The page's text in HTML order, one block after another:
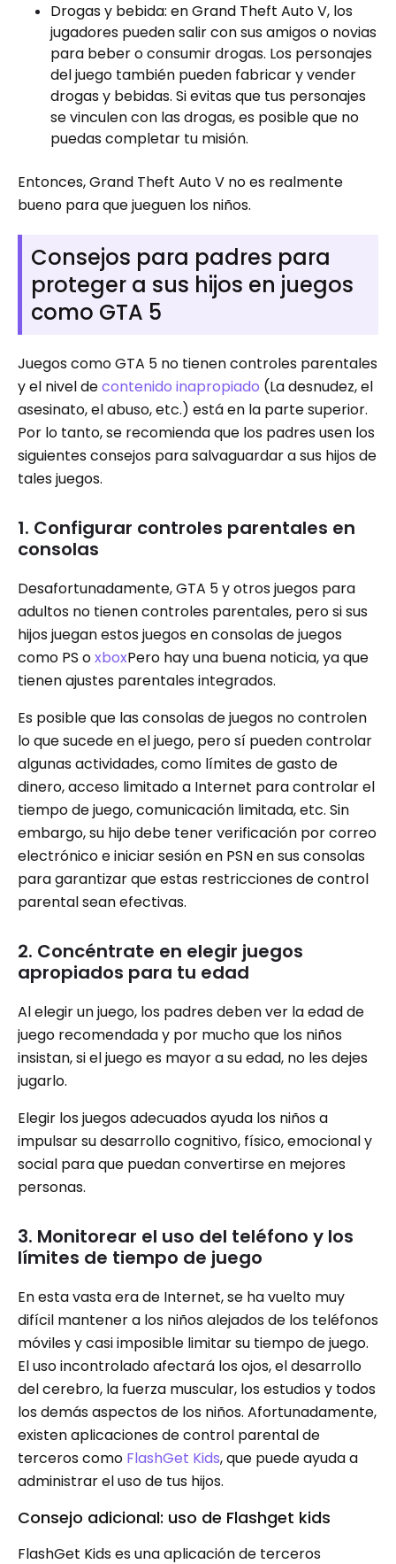
Drogas y bebida: en Grand Theft Auto V, los
jugadores pueden salir con sus amigos o novias
para beber o consumir drogas. Los personajes
del juego también pueden fabricar y vender
drogas y bebidas. Si evitas que tus personajes
se vinculen con las drogas, es posible que no
puedas completar tu misión.
Entonces, Grand Theft Auto V no es realmente
bueno para que jueguen los niños.
Consejos para padres para
proteger a sus hijos en juegos
como GTA 5
Juegos como GTA 5 no tienen controles parentales
y el nivel decontenido inapropiado (La desnudez, el
asesinato, el abuso, etc.) está en la parte superior.
Por lo tanto, se recomienda que los padres usen los
siguientes consejos para salvaguardar a sus hijos de
tales juegos.
1. Configurar controles parentales en
consolas
Desafortunadamente, GTA 5 y otros juegos para
adultos no tienen controles parentales, pero si sus
hijos juegan estos juegos en consolas de juegos
como PS oxboxPero hay una buena noticia, ya que
tienen ajustes parentales integrados.
Es posible que las consolas de juegos no controlen
lo que sucede en el juego, pero sí pueden controlar
algunas actividades, como límites de gasto de
dinero, acceso limitado a Internet para controlar el
tiempo de juego, comunicación limitada, etc. Sin
embargo, su hijo debe tener verificación por correo
electrónico e iniciar sesión en PSN en sus consolas
para garantizar que estas restricciones de control
parental sean efectivas.
2. Concéntrate en elegir juegos
apropiados para tu edad
Al elegir un juego, los padres deben ver la edad de
juego recomendada y por mucho que los niños
insistan, si el juego es mayor a su edad, no les dejes
jugarlo.
Elegir los juegos adecuados ayuda los niños a
impulsar su desarrollo cognitivo, físico, emocional y
social para que puedan convertirse en mejores
personas.
3. Monitorear el uso del teléfono y los
límites de tiempo de juego
En esta vasta era de Internet, se ha vuelto muy
difícil mantener a los niños alejados de los teléfonos
móviles y casi imposible limitar su tiempo de juego.
El uso incontrolado afectará los ojos, el desarrollo
del cerebro, la fuerza muscular, los estudios y todos
los demás aspectos de los niños. Afortunadamente,
existen aplicaciones de control parental de
terceros como FlashGet Kids, que puede ayuda a
administrar el uso de tus hijos.
Consejo adicional: uso de Flashget kids
FlashGet Kids es una aplicación de terceros